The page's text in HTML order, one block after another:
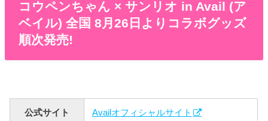
コウペンちゃん × サンリオ in Avail (ア
ベイル) 全国 8月26日よりコラボグッズ
順次発売!
公式サイト Availオフィシャルサイト